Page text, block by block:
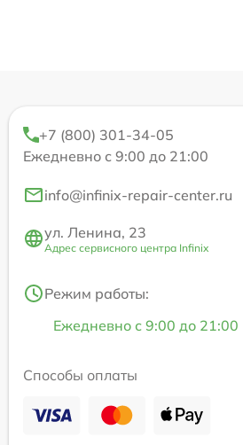
+7 (800) 301-34-05
Ежедневно с 9:00 до 21:00
info@infinix-repair-center.ru
ул. Ленина, 23
Адрес сервисного центра Infinix
Режим работы:
Ежедневно с 9:00 до 21:00
Способы оплаты